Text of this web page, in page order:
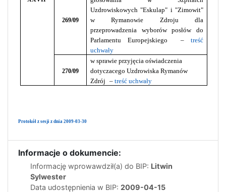
269/09
Uzdrowiskowych "Eskulap" i "Zimowit"
w Rymanowie Zdroju dla
przeprowadzenia wyborów posłów do
Parlamentu Europejskiego
– treść
uchwały
270/09
w sprawie przyjęcia oświadczenia
dotyczacego Uzdrowiska Rymanów
Zdrój –treść uchwały
Protokół z sesji z dnia 2009-03-30
Informacje o dokumencie:
Informację wprowawdził(a) do BIP: Litwin
Sylwester
Data udostępnienia w BIP: 2009-04-15